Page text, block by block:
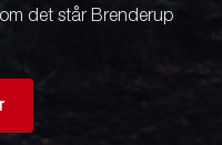
det står Brenderup